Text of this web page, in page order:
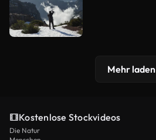
Mehr laden
Kostenlose Stockvideos
Die Natur